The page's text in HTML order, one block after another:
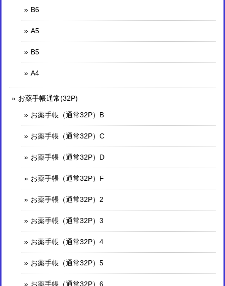
B6
A5
B5
A4
お薬手帳通常(32P)
お薬手帳（通常32P）B
お薬手帳（通常32P）C
お薬手帳（通常32P）D
お薬手帳（通常32P）F
お薬手帳（通常32P）2
お薬手帳（通常32P）3
お薬手帳（通常32P）4
お薬手帳（通常32P）5
お薬手帳（通常32P）6